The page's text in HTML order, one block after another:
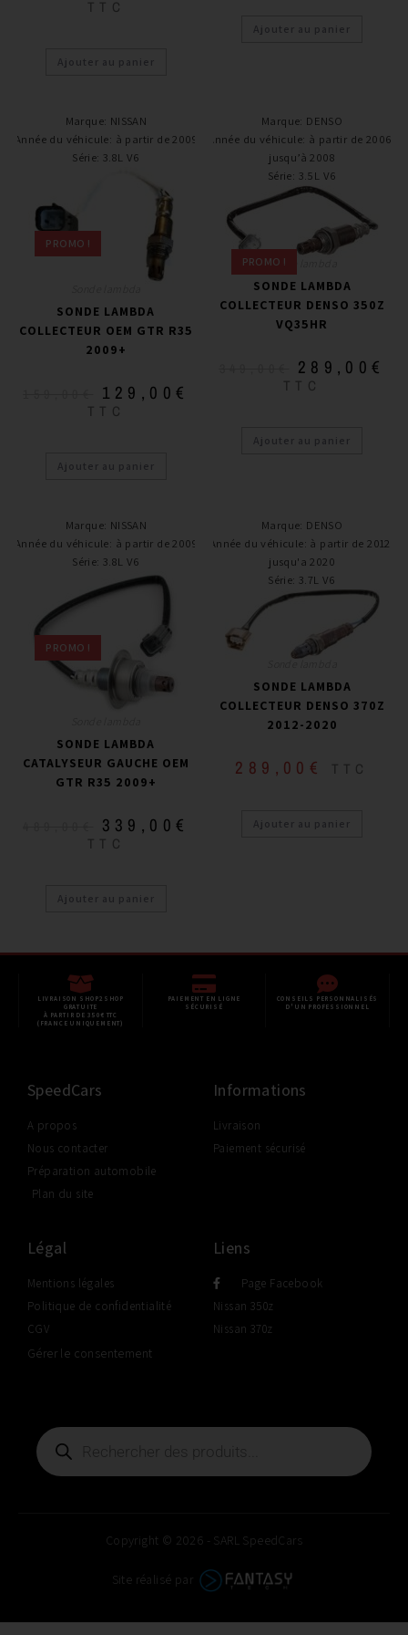
TTC
Ajouter au panier
Ajouter au panier
Marque: NISSAN
Année du véhicule: à partir de 2009
Série: 3.8L V6
PROMO !
SONDE LAMBDA
COLLECTEUR OEM GTR R35
2009+
129,00€
TTC
Ajouter au panier
Marque: DENSO
Année du véhicule: à partir de 2006,
jusqu’à 2008
Série: 3.5L V6
PROMO !Sonde lambda
SONDE LAMBDA
COLLECTEUR DENSO 350Z
VQ35HR
289,00€
TTC
Ajouter au panier
Marque: NISSAN
Année du véhicule: à partir de 2009
Série: 3.8L V6
PROMO !
SONDE LAMBDA
CATALYSEUR GAUCHE OEM
GTR R35 2009+
339,00€
TTC
Ajouter au panier
Marque: DENSO
Année du véhicule: à partir de 2012,
jusqu'a 2020
Série: 3.7L V6
SONDE LAMBDA
COLLECTEUR DENSO 370Z
2012-2020
289,00 € TTC
Ajouter au panier
LIVRAISON SHOP2SHOP
GRATUITE
À PARTIR DE 350€ TTC
(FRANCE UNIQUEMENT)
PAIEMENT EN LIGNE
SÉCURISÉ
CONSEILS PERSONNALISÉS
D'UN PROFESSIONNEL
SpeedCars
A propos
Nous contacter
Préparation automobile
Plan du site
Informations
Livraison
Paiement sécurisé
Légal
Mentions légales
Politique de confidentialité
CGV
Gérer le consentement
Liens
Page Facebook
Nissan 350z
Nissan 370z
Copyright © 2026 - SARL SpeedCars
Site réalisé par